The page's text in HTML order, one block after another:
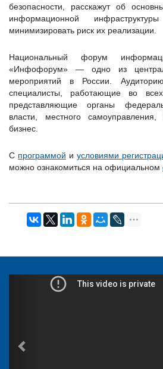
безопасности, расскажут об
информационной
минимизировать риск их реализации.
Национальный форум
«Инфофорум» — одно из
мероприятий в России.
специалисты, работающие во всех
представляющие органы
власти, местного
бизнес.
С программой и условиями
можно ознакомиться на официальном